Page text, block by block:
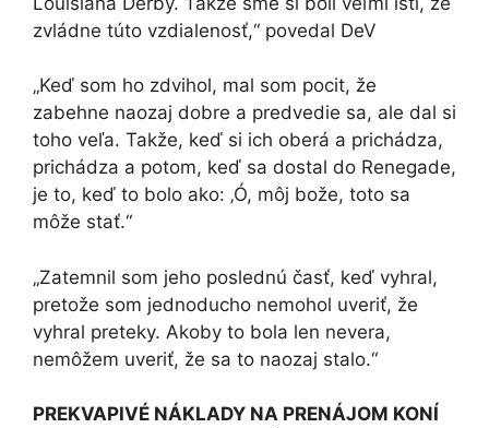
zvládne túto vzdialenosť,“ povedal DeV
„Keď som ho zdvihol, mal som pocit, že
zabehne naozaj dobre a predvedie sa, ale dal si
toho veľa. Takže, keď si ich oberá a prichádza,
prichádza a potom, keď sa dostal do Renegade,
je to, keď to bolo ako: ‚Ó, môj bože, toto sa
môže stať.“
„Zatemnil som jeho poslednú časť, keď vyhral, ​​
pretože som jednoducho nemohol uveriť, že
vyhral preteky. Akoby to bola len nevera,
nemôžem uveriť, že sa to naozaj stalo.“
PREKVAPIVÉ NÁKLADY NA PRENÁJOM KONÍ